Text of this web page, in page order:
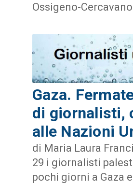
Ossigeno-
Gaza.
di giornalisti,
alle Nazioni
di Maria Laura
29 i giornalisti
pochi giorni a Gaza